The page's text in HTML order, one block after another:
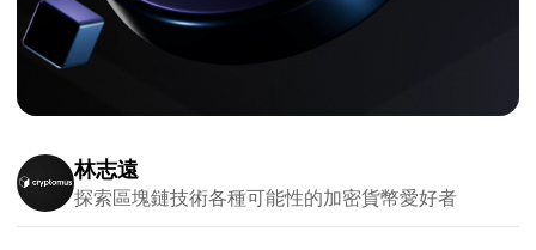
林志遠
探索區塊鏈技術各種可能性的加密貨幣愛好者